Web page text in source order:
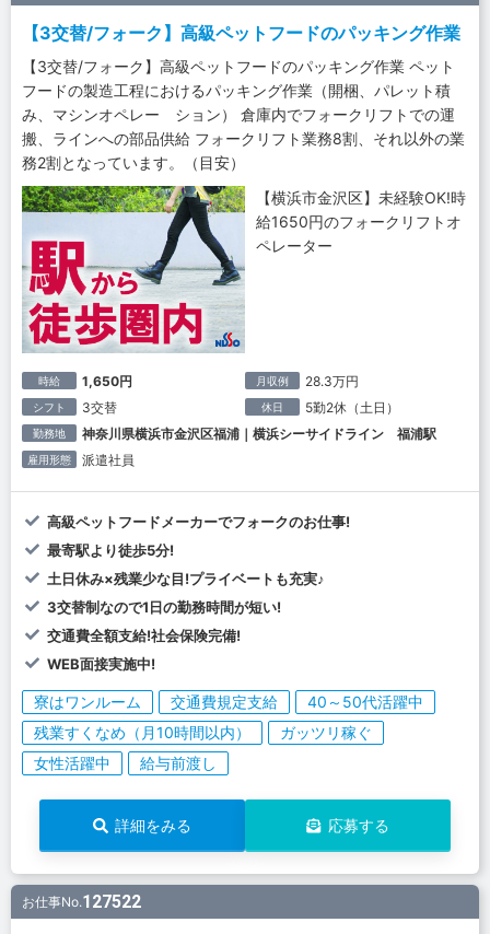
【3交替/フォーク】高級ペットフードのパッキング作業
【3交替/フォーク】高級ペットフードのパッキング作業 ペット
フードの製造工程におけるパッキング作業（開梱、パレット積
み、マシンオペレー ション） 倉庫内でフォークリフトでの運
搬、ラインへの部品供給 フォークリフト業務8割、それ以外の業
務2割となっています。（目安）
【横浜市金沢区】未経験OK!時
給1650円のフォークリフトオ
ペレーター
時給 1,650円 月収例 28.3万円
シフト 3交替 休日 5勤2休（土日）
勤務地 神奈川県横浜市金沢区福浦｜横浜シーサイドライン 福浦駅
雇用形態 派遣社員
高級ペットフードメーカーでフォークのお仕事!
最寄駅より徒歩5分!
土日休み×残業少な目!プライベートも充実♪
3交替制なので1日の勤務時間が短い!
交通費全額支給!社会保険完備!
WEB面接実施中!
寮はワンルーム 交通費規定支給
40～50代活躍中
残業すくなめ（月10時間以内）
ガッツリ稼ぐ
女性活躍中
給与前渡し
詳細をみる 応募する
お仕事No.127522